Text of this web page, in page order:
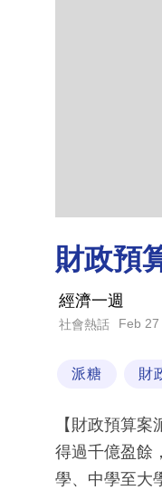
財政預
經濟一週
社會熱話 Feb 27
派糖 財
【財政預算
得過千億盈餘
學、中學至大